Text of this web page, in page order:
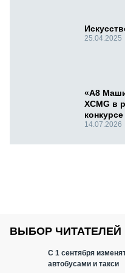
25.04.2025
«А8
XCMG в
14.07.2026
ВЫБОР ЧИТАТЕЛЕЙ
С 1 сентября
автобусами и такси